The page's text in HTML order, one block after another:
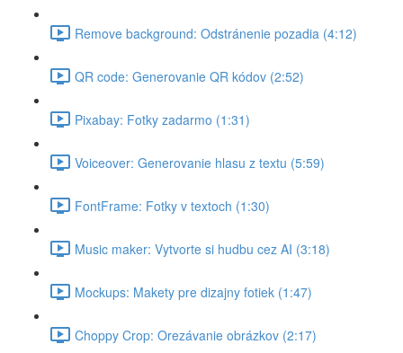
Remove background: Odstránenie pozadia (4:12)
QR code: Generovanie QR kódov (2:52)
Pixabay: Fotky zadarmo (1:31)
Voiceover: Generovanie hlasu z textu (5:59)
FontFrame: Fotky v textoch (1:30)
Music maker: Vytvorte si hudbu cez AI (3:18)
Mockups: Makety pre dizajny fotiek (1:47)
Choppy Crop: Orezávanie obrázkov (2:17)